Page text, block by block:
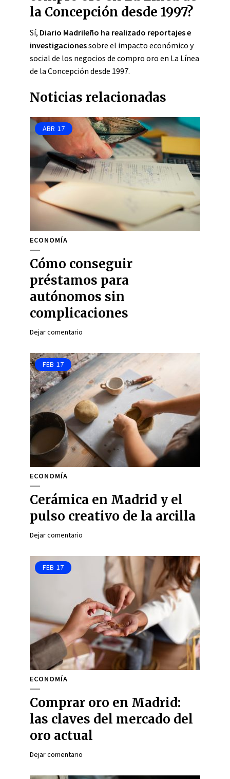
la Concepción desde 1997?
Sí, Diario Madrileño ha realizado reportajes e
investigacionessobre el impacto económico y
social de los negocios de compro oro en La Línea
de la Concepción desde 1997.
Noticias relacionadas
ABR 17
ECONOMÍA
Cómo conseguir
préstamos para
autónomos sin
complicaciones
Dejar comentario
FEB 17
ECONOMÍA
Cerámica en Madrid y el
pulso creativo de la arcilla
Dejar comentario
FEB 17
ECONOMÍA
Comprar oro en Madrid:
las claves del mercado del
oro actual
Dejar comentario